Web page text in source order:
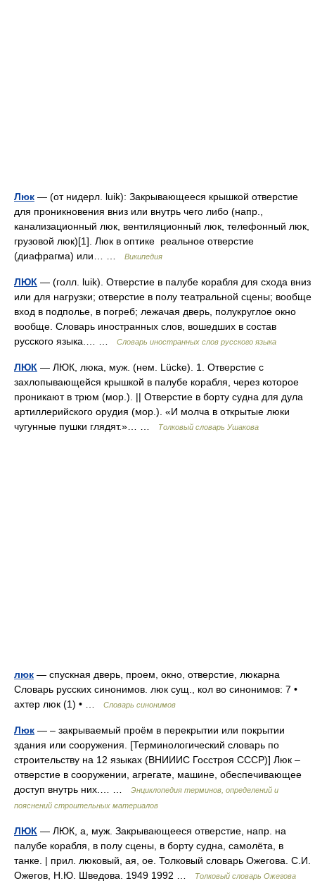
Люк — (от нидерл. luik): Закрывающееся крышкой отверстие
для проникновения вниз или внутрь чего либо (напр.,
канализационный люк, вентиляционный люк, телефонный люк,
грузовой люк)[1]. Люк в оптике реальное отверстие
(диафрагма) или… …
Википедия
ЛЮК — (голл. luik). Отверстие в палубе корабля для схода вниз
или для нагрузки; отверстие в полу театральной сцены; вообще
вход в подполье, в погреб; лежачая дверь, полукруглое окно
вообще. Словарь иностранных слов, вошедших в состав
русского языка.… …
Словарь иностранных слов русского языка
ЛЮК — ЛЮК, люка, муж. (нем. Lücke). 1. Отверстие с
захлопывающейся крышкой в палубе корабля, через которое
проникают в трюм (мор.). || Отверстие в борту судна для дула
артиллерийского орудия (мор.). «И молча в открытые люки
чугунные пушки глядят.»… …
Толковый словарь Ушакова
люк — спускная дверь, проем, окно, отверстие, люкарна
Словарь русских синонимов. люк сущ., кол во синонимов: 7 •
ахтер люк (1) • …
Словарь синонимов
Люк — – закрываемый проём в перекрытии или покрытии
здания или сооружения. [Терминологический словарь по
строительству на 12 языках (ВНИИИС Госстроя СССР)] Люк –
отверстие в сооружении, агрегате, машине, обеспечивающее
доступ внутрь них.… …
Энциклопедия терминов, определений и
пояснений строительных материалов
ЛЮК — ЛЮК, а, муж. Закрывающееся отверстие, напр. на
палубе корабля, в полу сцены, в борту судна, самолёта, в
танке. | прил. люковый, ая, ое. Толковый словарь Ожегова. С.И.
Ожегов, Н.Ю. Шведова. 1949 1992 …
Толковый словарь Ожегова